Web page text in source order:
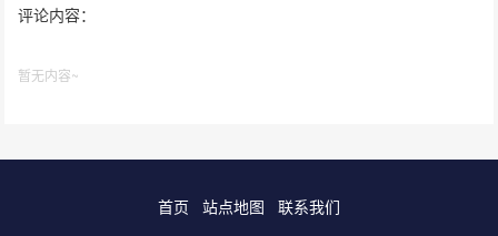
评论内容：
暂无内容~
首页 站点地图
联系我们